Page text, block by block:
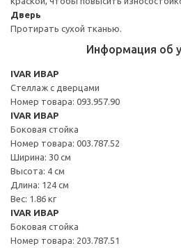
Дверь
Протирать сухой тканью.
Информация об
IVAR ИВАР
Стеллаж с дверцами
Номер товара: 093.957.90
IVAR ИВАР
Боковая стойка
Номер товара: 003.787.52
Ширина: 30 см
Высота: 4 см
Длина: 124 см
Вес: 1.86 кг
IVAR ИВАР
Боковая стойка
Номер товара: 203.787.51